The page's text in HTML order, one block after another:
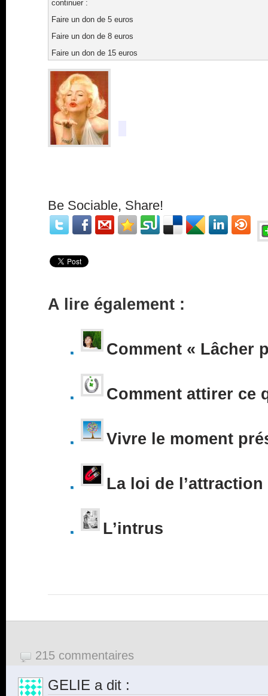
continuer :
Faire un don de 5 euros
Faire un don de 8 euros
Faire un don de 15 euros
Be Sociable, Share!
A lire également :
Comment « Lâcher
Comment attirer ce
Vivre le moment
La loi de l’attraction
L’intrus
215 commentaires
GELIE a dit :